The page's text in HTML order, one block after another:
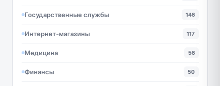
Государственные службы 146
Интернет-магазины 117
Медицина 56
Финансы 50